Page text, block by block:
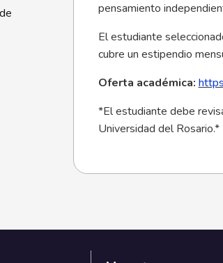
pensamiento
El estudiante
cubre un estipendio
Oferta académica:
*El estudiante debe
Universidad del Rosario.*